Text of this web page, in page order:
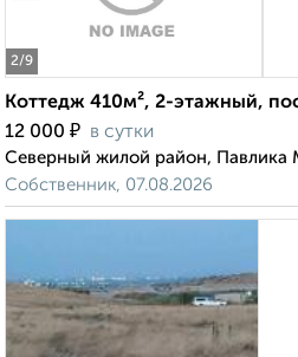
2/9
Коттедж 410м², 2-этажный,
12 000 ₽ в сутки
Северный жилой район, Павлика
Собственник, 07.08.2026